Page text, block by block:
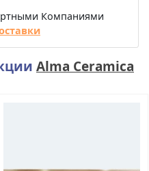
Компаниями
Alma Ceramica